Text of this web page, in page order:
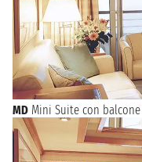
MD Mini Suite con balcone